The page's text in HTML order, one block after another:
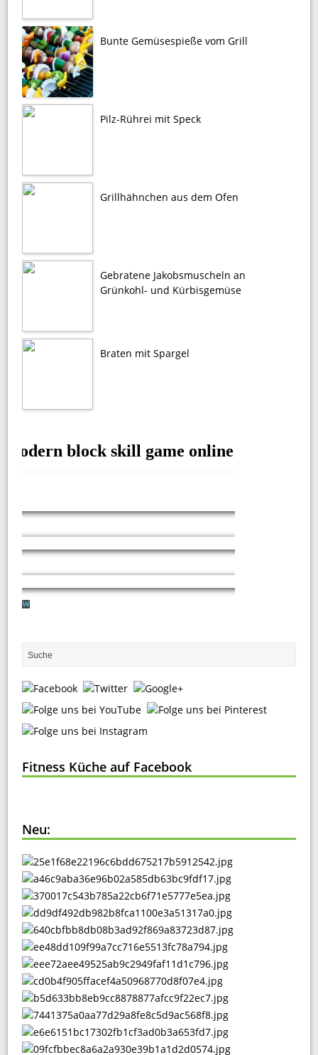
Bunte Gemüsespieße vom Grill
Pilz-Rührei mit Speck
Grillhähnchen aus dem Ofen
Gebratene Jakobsmuscheln an
Grünkohl- und Kürbisgemüse
Braten mit Spargel
Fitness Küche auf Facebook
Neu: